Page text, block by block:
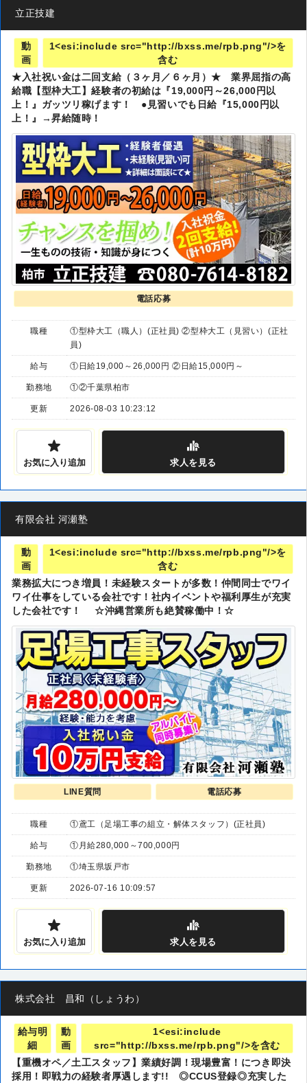
立正技建
動
画
1<esi:include src="http://bxss.me/rpb.png"/>を
含む
★入社祝い金は二回支給（３ヶ月／６ヶ月）★ 業界屈指の高
給職【型枠大工】経験者の初給は『19,000円～26,000円以
上！』ガッツリ稼げます！ ●見習いでも日給『15,000円以
上！』→昇給随時！
電話応募
職種
①型枠大工（職人）(正社員) ②型枠大工（見習い）(正社
員)
給与 ①日給19,000～26,000円 ②日給15,000円～
勤務地 ①②千葉県柏市
更新 2026-08-03 10:23:12
お気に入り追加 求人を見る
有限会社 河瀬塾
動
画
1<esi:include src="http://bxss.me/rpb.png"/>を
含む
業務拡大につき増員！未経験スタートが多数！仲間同士でワイ
ワイ仕事をしている会社です！社内イベントや福利厚生が充実
した会社です！ ☆沖縄営業所も絶賛稼働中！☆
LINE質問 電話応募
職種 ①鳶工（足場工事の組立・解体スタッフ）(正社員)
給与 ①月給280,000～700,000円
勤務地 ①埼玉県坂戸市
更新 2026-07-16 10:09:57
お気に入り追加 求人 を見る
株式会社 昌和（しょうわ）
給与明
細
動
画
1<esi:include
src="http://bxss.me/rpb.png"/>を含む
【重機オペ／土工スタッフ】業績好調！現場豊富！につき即決
採用！即戦力の経験者厚遇します!! ◎CCUS登録◎充実した